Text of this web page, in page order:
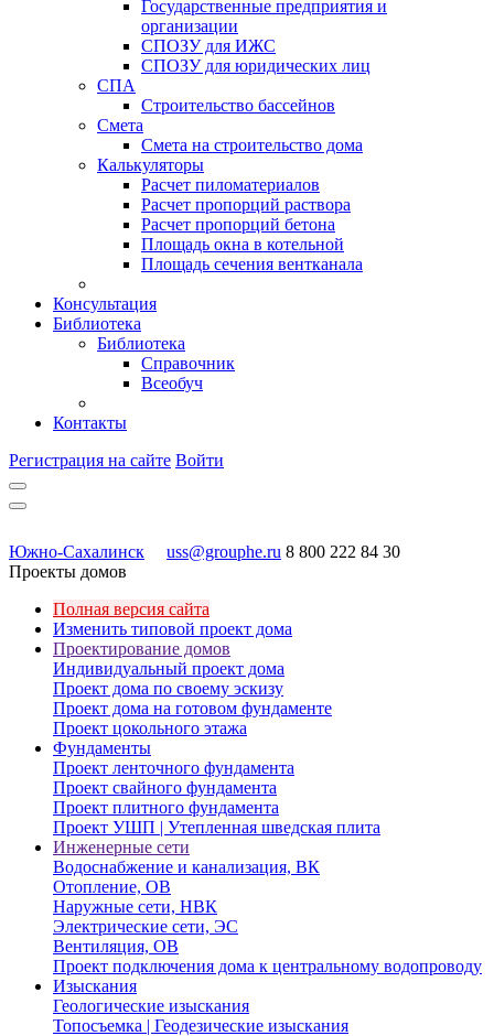
Государственные предприятия и
организации
СПОЗУ для ИЖС
СПОЗУ для юридических лиц
СПА
Строительство бассейнов
Смета
Смета на строительство дома
Калькуляторы
Расчет пиломатериалов
Расчет пропорций раствора
Расчет пропорций бетона
Площадь окна в котельной
Площадь сечения вентканала
Консультация
Библиотека
Библиотека
Справочник
Всеобуч
Контакты
Регистрация на сайте Войти
Южно-Сахалинск uss@grouphe.ru 8 800 222 84 30
Проекты домов
Полная версия сайта
Изменить типовой проект дома
Проектирование домов
Индивидуальный проект дома
Проект дома по своему эскизу
Проект дома на готовом фундаменте
Проект цокольного этажа
Фундаменты
Проект ленточного фундамента
Проект свайного фундамента
Проект плитного фундамента
Проект УШП | Утепленная шведская плита
Инженерные сети
Водоснабжение и канализация, ВК
Отопление, ОВ
Наружные сети, НВК
Электрические сети, ЭС
Вентиляция, ОВ
Проект подключения дома к центральному водопроводу
Изыскания
Геологические изыскания
Топосъемка | Геодезические изыскания